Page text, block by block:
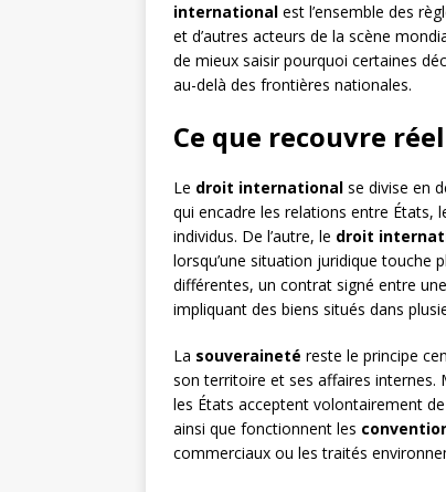
international est l’ensemble des
et d’autres acteurs de la scène
de mieux saisir pourquoi certaines
au-delà des frontières nationales.
Ce que recouvre
Le droit international se divise en
qui encadre les relations entre États,
individus. De l’autre, le droit
lorsqu’une situation juridique
différentes, un contrat signé entre
impliquant des biens situés dans
La souveraineté reste le principe
son territoire et ses affaires internes.
les États acceptent volontairement
ainsi que fonctionnent les
commerciaux ou les traités